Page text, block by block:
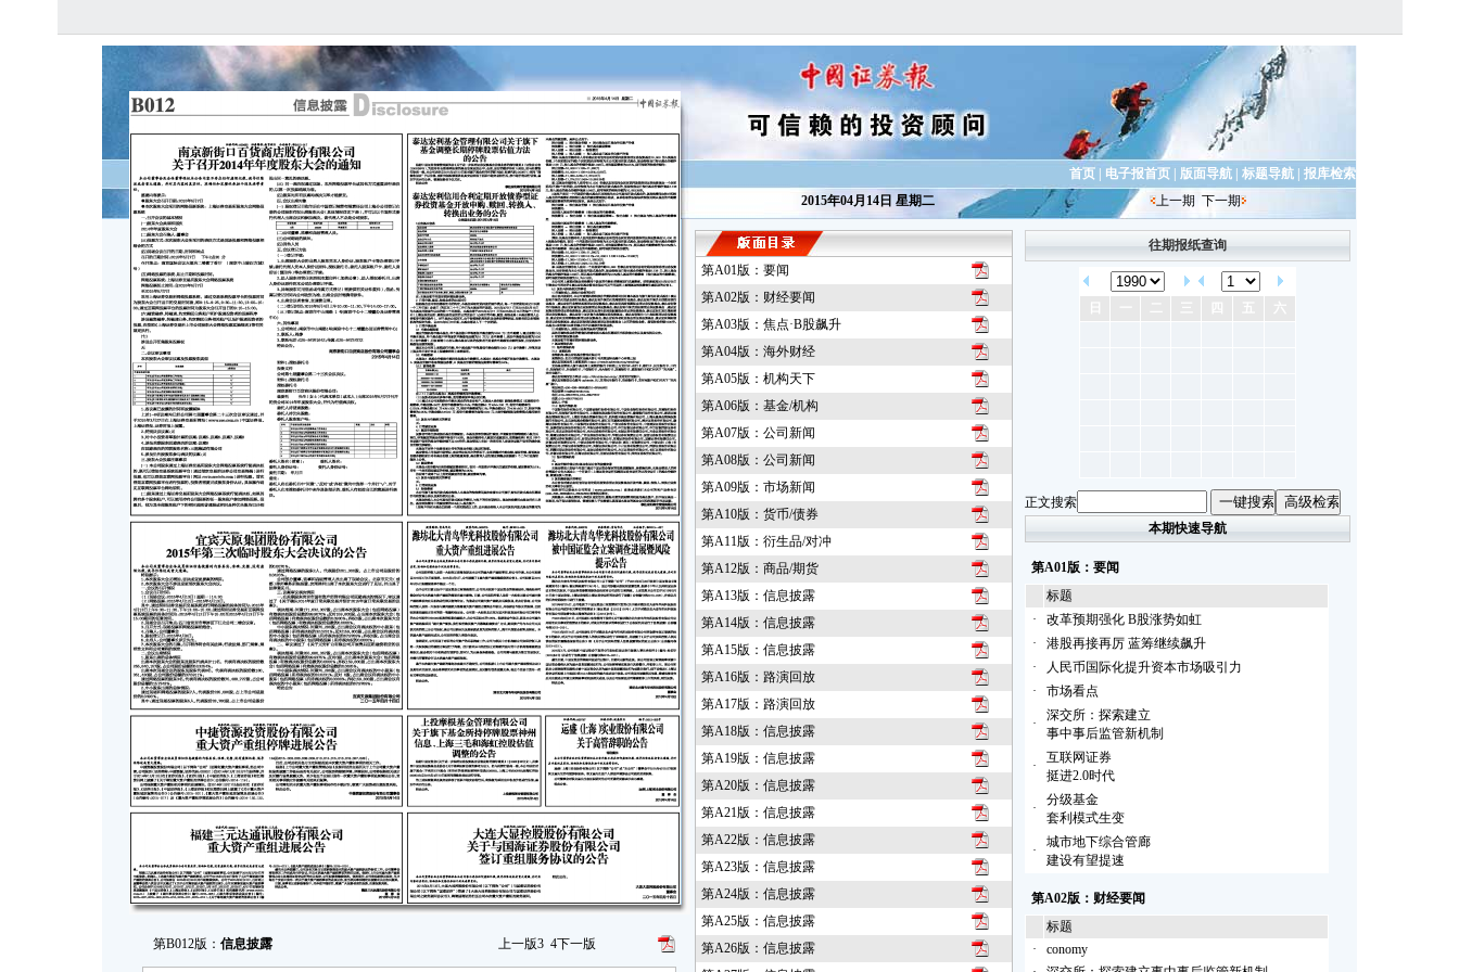
第B012版： 信息披露 上一版3 4下一版
首页 电子报首页 版面导航 标题导航
报库检索
2015年04月14日 星期二
上一期 下一期
第A01版：要闻
第A02版：财经要闻
第A03版：焦点·B股飙升
第A04版：海外财经
第A05版：机构天下
第A06版：基金/机构
第A07版：公司新闻
第A08版：公司新闻
第A09版：市场新闻
第A10版：货币/债券
第A11版：衍生品/对冲
第A12版：商品/期货
第A13版：信息披露
第A14版：信息披露
第A15版：信息披露
第A16版：路演回放
第A17版：路演回放
第A18版：信息披露
第A19版：信息披露
第A20版：信息披露
第A21版：信息披露
第A22版：信息披露
第A23版：信息披露
第A24版：信息披露
第A25版：信息披露
第A26版：信息披露
往期报纸查询
正文搜索
本期快速导航
第A01版：要闻
标题
·
改革预期强化 B股涨势如虹
·
港股再接再厉 蓝筹继续飙升
·
人民币国际化提升资本市场吸引力
·
市场看点
·
深交所：探索建立
事中事后监管新机制
·
互联网证券
挺进2.0时代
·
分级基金
套利模式生变
·
城市地下综合管廊
建设有望提速
第A02版：财经要闻
标题
·
conomy